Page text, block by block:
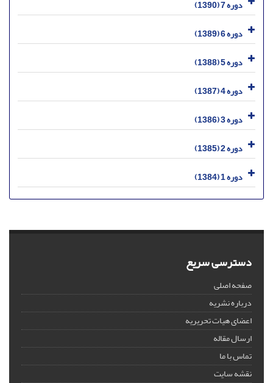
دوره 7 (1390)
دوره 6 (1389)
دوره 5 (1388)
دوره 4 (1387)
دوره 3 (1386)
دوره 2 (1385)
دوره 1 (1384)
دسترسی سریع
صفحه اصلی
درباره نشریه
اعضای هیات تحریریه
ارسال مقاله
تماس با ما
نقشه سایت